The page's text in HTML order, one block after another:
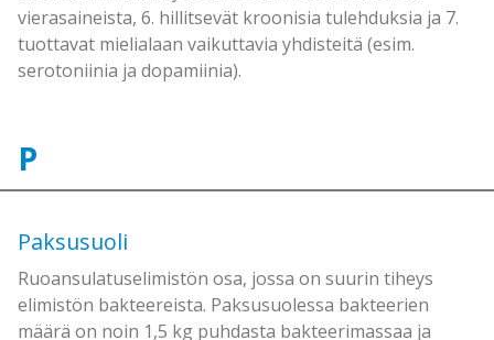
vierasaineista, 6. hillitsevät kroonisia tulehduksia ja 7.
tuottavat mielialaan vaikuttavia yhdisteitä (esim.
serotoniinia ja dopamiinia).
P
Paksusuoli
Ruoansulatuselimistön osa, jossa on suurin tiheys
elimistön bakteereista. Paksusuolessa bakteerien
määrä on noin 1,5 kg puhdasta bakteerimassaa ja